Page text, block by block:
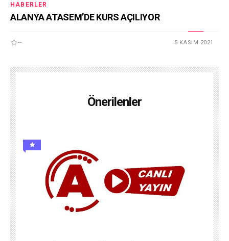
HABERLER
ALANYA ATASEM’DE KURS AÇILIYOR
-- 5 KASIM 2021
Önerilenler